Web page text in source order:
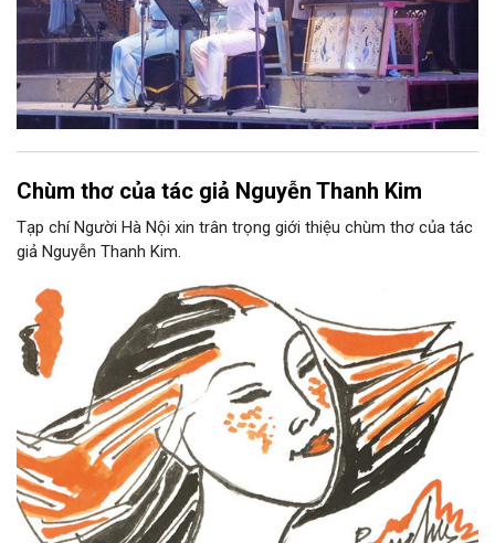
Chùm thơ của tác giả Nguyễn Thanh Kim
Tạp chí Người Hà Nội xin trân trọng giới thiệu chùm thơ của tác
giả Nguyễn Thanh Kim.